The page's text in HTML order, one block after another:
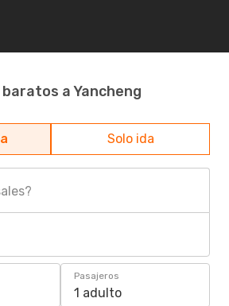
a Yancheng
Solo ida
Pasajeros
1 adulto